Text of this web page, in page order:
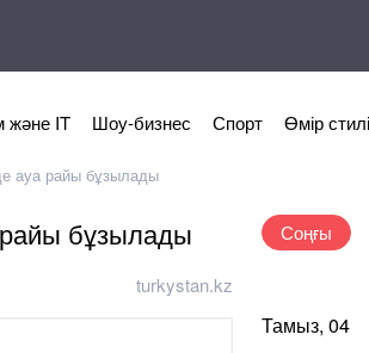
IT Шоу-бизнес Спорт Өмір стилі
ауа райы бұзылады
райы бұзылады
turkystan.kz
Соңғы
Тамыз, 04